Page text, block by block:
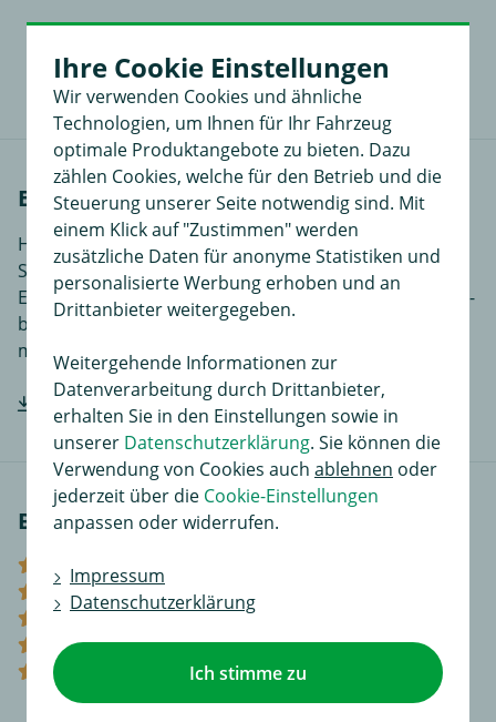
Einbauanleitungen
Hier finden Sie Einbauanleitungen in verschiedenen
Sprachen, je nach Artikel noch ergänzende
Einbauhilfen und zusätzliches Bildmaterial das den Ein-
bzw. Anbau des Produktes für Sie noch einfacher
macht.
Hersteller-Einbauanleitung downloaden
Bewertungen
(0)
Ihre Cookie Einstellungen
Wir verwenden Cookies und ähnliche
Technologien, um Ihnen für Ihr Fahrzeug
optimale Produktangebote zu bieten. Dazu
zählen Cookies, welche für den Betrieb und die
Steuerung unserer Seite notwendig sind. Mit
einem Klick auf "Zustimmen" werden
zusätzliche Daten für anonyme Statistiken und
personalisierte Werbung erhoben und an
Drittanbieter weitergegeben.
Weitergehende Informationen zur
Datenverarbeitung durch Drittanbieter,
erhalten Sie in den Einstellungen sowie in
unserer Datenschutzerklärung. Sie können die
Verwendung von Cookies auch ablehnen oder
jederzeit über die Cookie-Einstellungen
anpassen oder widerrufen.
Impressum
Datenschutzerklärung
Ich stimme zu